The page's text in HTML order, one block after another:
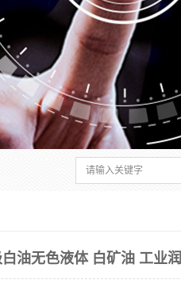
油无色液体 白矿油 工业